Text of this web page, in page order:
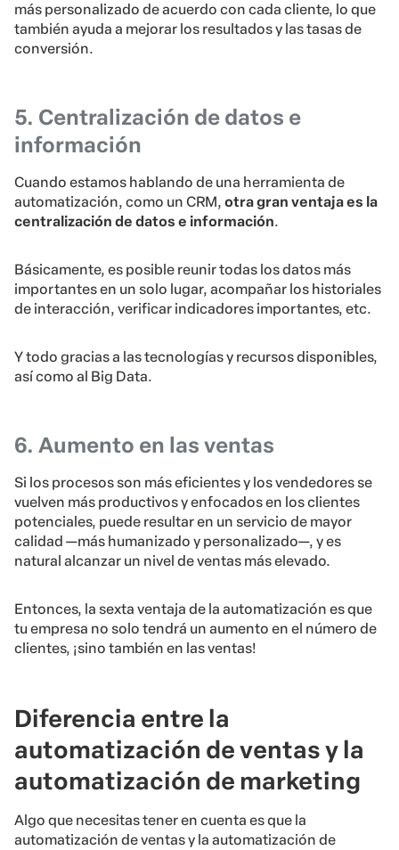
más personalizado de acuerdo con cada cliente, lo que
también ayuda a mejorar los resultados y las tasas de
conversión.
5. Centralización de datos e
información
Cuando estamos hablando de una herramienta de
automatización, como un CRM, otra gran ventaja es la
centralización de datos e información.
Básicamente, es posible reunir todas los datos más
importantes en un solo lugar, acompañar los historiales
de interacción, verificar indicadores importantes, etc.
Y todo gracias a las tecnologías y recursos disponibles,
así como al Big Data.
6. Aumento en las ventas
Si los procesos son más eficientes y los vendedores se
vuelven más productivos y enfocados en los clientes
potenciales, puede resultar en un servicio de mayor
calidad —más humanizado y personalizado—, y es
natural alcanzar un nivel de ventas más elevado.
Entonces, la sexta ventaja de la automatización es que
tu empresa no solo tendrá un aumento en el número de
clientes, ¡sino también en las ventas!
Diferencia entre la
automatización de ventas y la
automatización de marketing
Algo que necesitas tener en cuenta es que la
automatización de ventas y la automatización de